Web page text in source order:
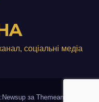
соціальні медіа
заThemeansar